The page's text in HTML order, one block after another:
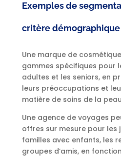
Exemples de
critère démographique
Une marque de
gammes spécifiques pour
adultes et les seniors, en
leurs préoccupations et
matière de soins de la
Une agence de voyages
offres sur mesure pour les
familles avec enfants, les
groupes d’amis, en